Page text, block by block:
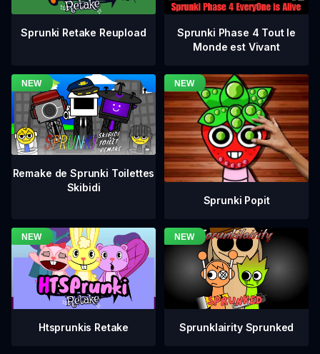
Sprunki Retake Reupload
Sprunki Phase 4 Tout le
Monde est Vivant
Remake de Sprunki Toilettes
Skibidi
Sprunki Popit
Htsprunkis Retake Sprunklairity Sprunked